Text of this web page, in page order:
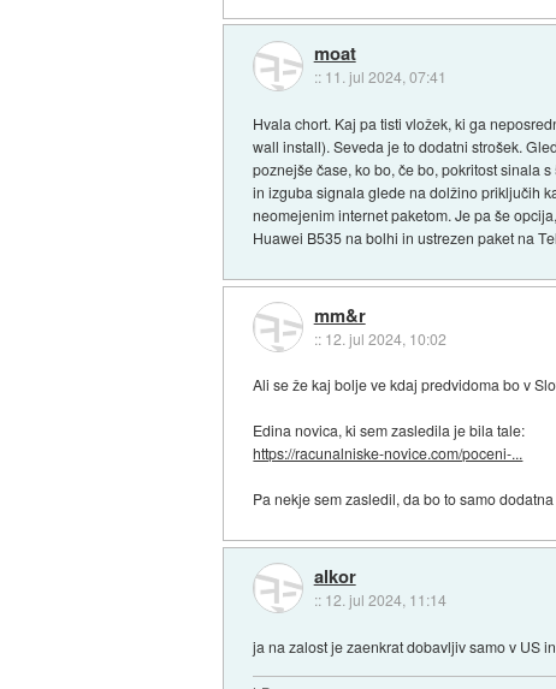
moat
:: 11. jul 2024, 07:41
Hvala chort. Kaj pa tisti vložek, ki ga
wall install). Seveda je to dodatni strošek.
poznejše čase, ko bo, če bo, pokritost sinala
in izguba signala glede na dolžino priključih
neomejenim internet paketom. Je pa še
Huawei B535 na bolhi in ustrezen paket na
mm&r
:: 12. jul 2024, 10:02
Ali se že kaj bolje ve kdaj predvidoma bo v
Edina novica, ki sem zasledila je bila tale:
https://racunalniske-novice.com/poceni-...
Pa nekje sem zasledil, da bo to samo
alkor
:: 12. jul 2024, 11:14
ja na zalost je zaenkrat dobavljiv samo v US